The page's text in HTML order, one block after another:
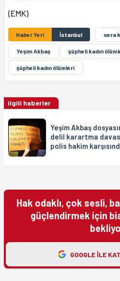
(EMK)
Haber Yeri İstanbul sera
Yeşim Akbaş şüpheli kadın
şüpheli kadın ölümleri
ilgili haberler
Yeşim Akbaş
delil karartma
polis hakim
Hak odaklı, çok sesli,
güçlendirmek için
GOOGLE ILE